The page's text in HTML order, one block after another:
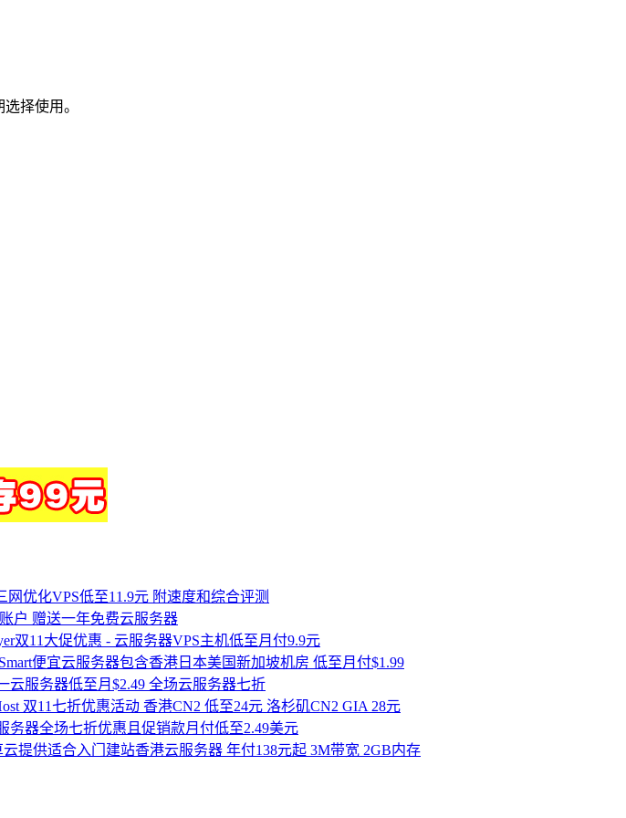
择使用。
网优化VPS低至11.9元 附速度和综合评测
户 赠送一年免费云服务器
双11大促优惠 - 云服务器VPS主机低至月付9.9元
便宜云服务器包含香港日本美国新加坡机房 低至月付$1.99
云服务器低至月$2.49 全场云服务器七折
双11七折优惠活动 香港CN2 低至24元 洛杉矶CN2 GIA 28元
务器全场七折优惠且促销款月付低至2.49美元
云提供适合入门建站香港云服务器 年付138元起 3M带宽 2GB内存